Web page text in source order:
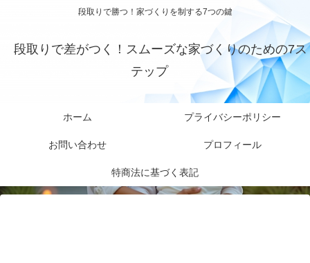
段取りで勝つ！家づくりを制する7つの鍵
段取りで差がつく！スムーズな家づくりのための7ス
テップ
ホーム プライバシーポリシー
お問い合わせ プロフィール
特商法に基づく表記